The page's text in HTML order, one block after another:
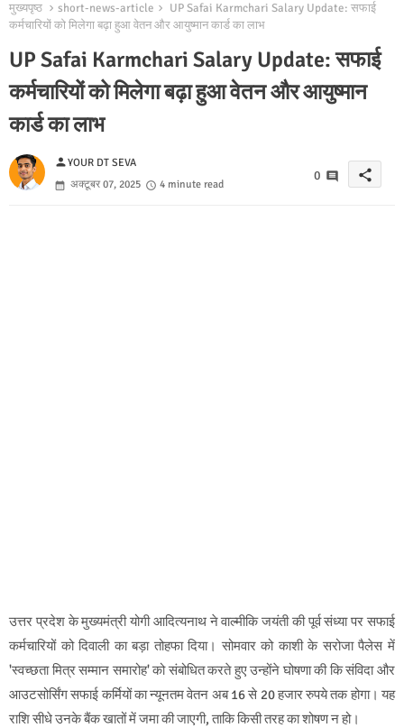
मुख्यपृष्ठ short-news-article
UP Safai Karmchari Salary Update: सफाई
कर्मचारियों को मिलेगा बढ़ा हुआ वेतन और आयुष्मान कार्ड का लाभ
UP Safai Karmchari Salary Update: सफाई
कर्मचारियों को मिलेगा बढ़ा हुआ वेतन और आयुष्मान
कार्ड का लाभ
personYOUR DT SEVA
अक्टूबर 07, 2025
4 minute read
0 share
उत्तर प्रदेश के मुख्यमंत्री योगी आदित्यनाथ ने वाल्मीकि जयंती की पूर्व संध्या पर सफाई
कर्मचारियों को दिवाली का बड़ा तोहफा दिया। सोमवार को काशी के सरोजा पैलेस में
'स्वच्छता मित्र सम्मान समारोह' को संबोधित करते हुए उन्होंने घोषणा की कि संविदा और
आउटसोर्सिंग सफाई कर्मियों का न्यूनतम वेतन अब 16 से 20 हजार रुपये तक होगा। यह
राशि सीधे उनके बैंक खातों में जमा की जाएगी, ताकि किसी तरह का शोषण न हो।